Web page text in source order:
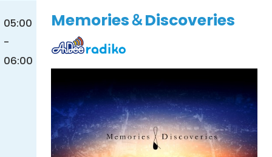
05:00
-
06:00
Memories＆Discoveries